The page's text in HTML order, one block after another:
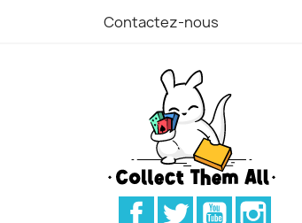
Contactez-nous
FacebookTwitterYouTube